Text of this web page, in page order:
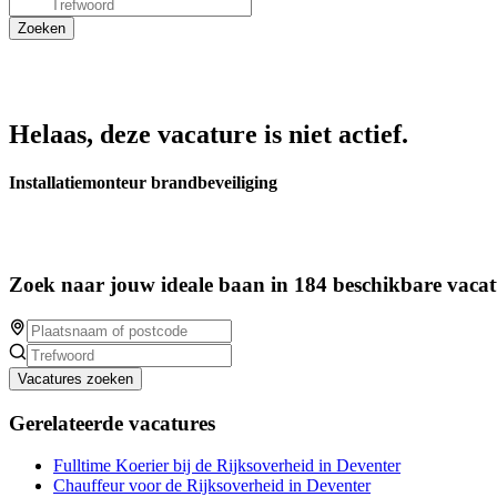
Helaas, deze vacature is niet actief.
Installatiemonteur brandbeveiliging
Zoek naar jouw ideale baan in 184 beschikbare
Vacatures zoeken
Gerelateerde vacatures
Fulltime Koerier bij de Rijksoverheid in Deventer
Chauffeur voor de Rijksoverheid in Deventer